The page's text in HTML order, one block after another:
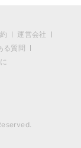
運営会社
る質問